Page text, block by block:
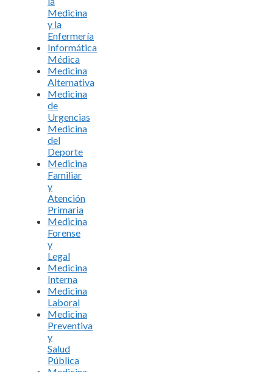
Medicina
y la
Enfermería
Informática
Médica
Medicina
Alternativa
Medicina
de
Urgencias
Medicina
del
Deporte
Medicina
Familiar
y
Atención
Primaria
Medicina
Forense
y
Legal
Medicina
Interna
Medicina
Laboral
Medicina
Preventiva
y
Salud
Pública